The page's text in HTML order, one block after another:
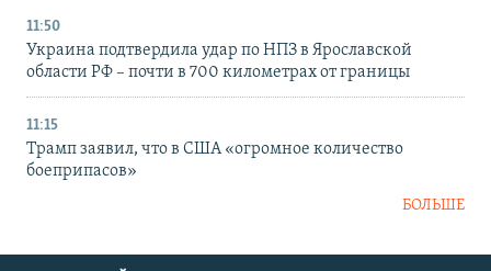
11:50
Украина подтвердила удар по НПЗ в Ярославской
области РФ – почти в 700 километрах от границы
11:15
Трамп заявил, что в США «огромное количество
боеприпасов»
БОЛЬШЕ